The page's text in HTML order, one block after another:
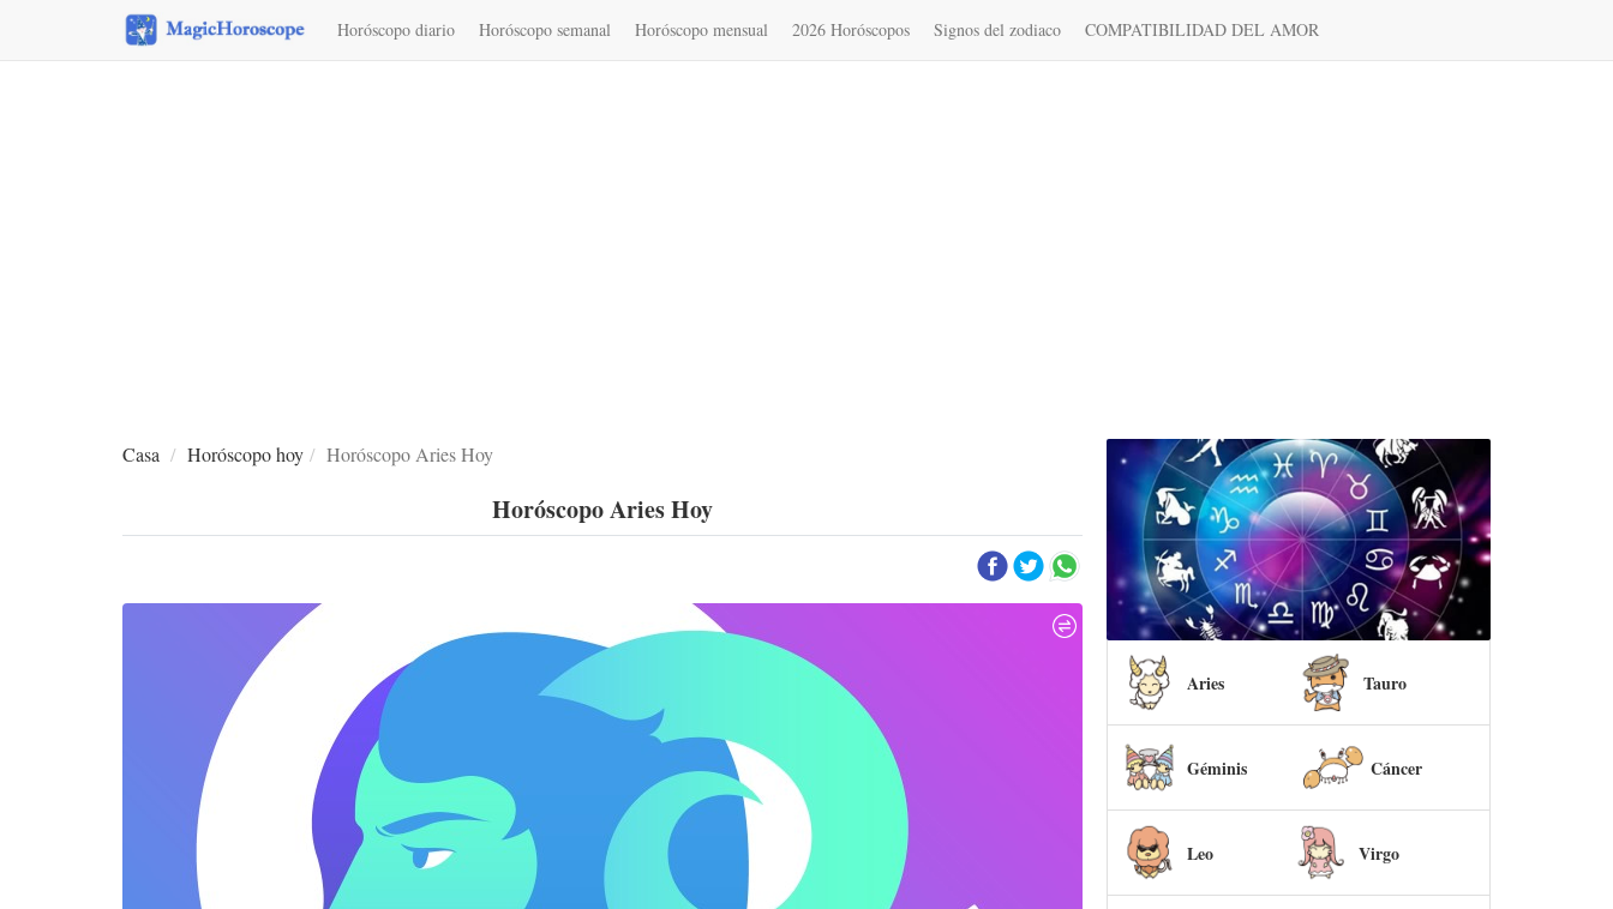
Horóscopo diario Horóscopo semanal Horóscopo mensual 2026 Horóscopos Signos del zodiaco COMPATIBILIDAD DEL AMOR
Casa Horóscopo hoy Horóscopo Aries Hoy
Horóscopo Aries Hoy
Aries Tauro
Géminis Cáncer
Leo Virgo